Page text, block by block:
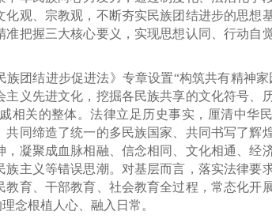
观、宗教观，不断夯实民族团结进步的思想
把握三大核心要义，实现思想认同、行动自
团结进步促进法》专章设置“构筑共有精神
义先进文化，挖掘各民族共享的文化符号、
相关的整体。法律立足历史事实，厘清中华
同缔造了统一的多民族国家、共同书写了辉
凝聚成血脉相融、信念相同、文化相通、经
主义等错误思潮。对基层而言，落实法律要
育、干部教育、社会教育全过程，常态化开
念根植人心、融入日常。